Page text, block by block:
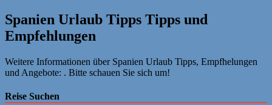
Spanien Urlaub Tipps Tipps und
Empfehlungen
Weitere Informationen über Spanien Urlaub Tipps, Empfhelungen
und Angebote: . Bitte schauen Sie sich um!
Reise Suchen